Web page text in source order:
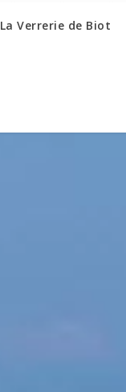
La Verrerie de Biot